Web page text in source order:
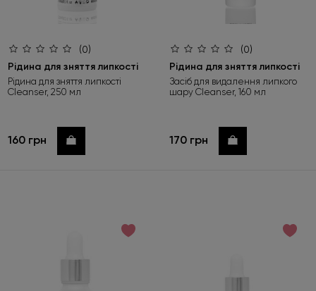
(0)
Рідина для зняття липкості
Рідина для зняття липкості
Cleanser, 250 мл
160 грн Купити
(0)
Рідина для зняття липкості
Засіб для видалення липкого
шару Cleanser, 160 мл
170 грн Купити